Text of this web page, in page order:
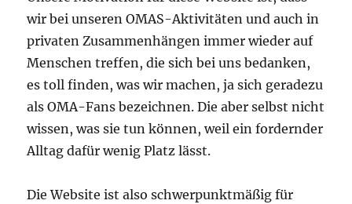
wir bei unseren OMAS-Aktivitäten und auch in
privaten Zusammenhängen immer wieder auf
Menschen treffen, die sich bei uns bedanken,
es toll finden, was wir machen, ja sich geradezu
als OMA-Fans bezeichnen. Die aber selbst nicht
wissen, was sie tun können, weil ein fordernder
Alltag dafür wenig Platz lässt.
Die Website ist also schwerpunktmäßig für